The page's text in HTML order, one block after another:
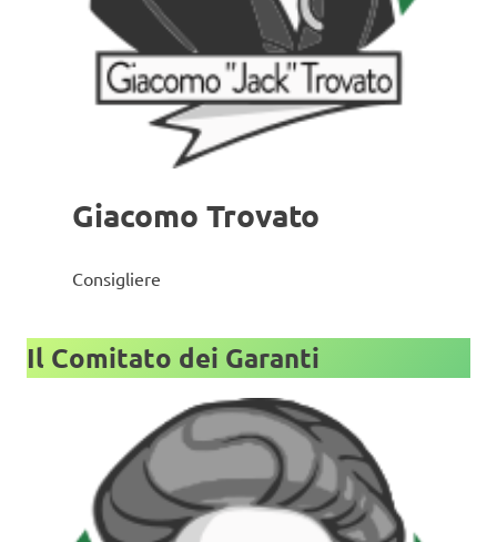
Giacomo Trovato
Consigliere
Il Comitato dei Garanti